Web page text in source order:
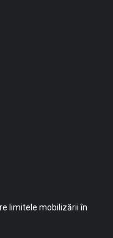
limitele mobilizării în